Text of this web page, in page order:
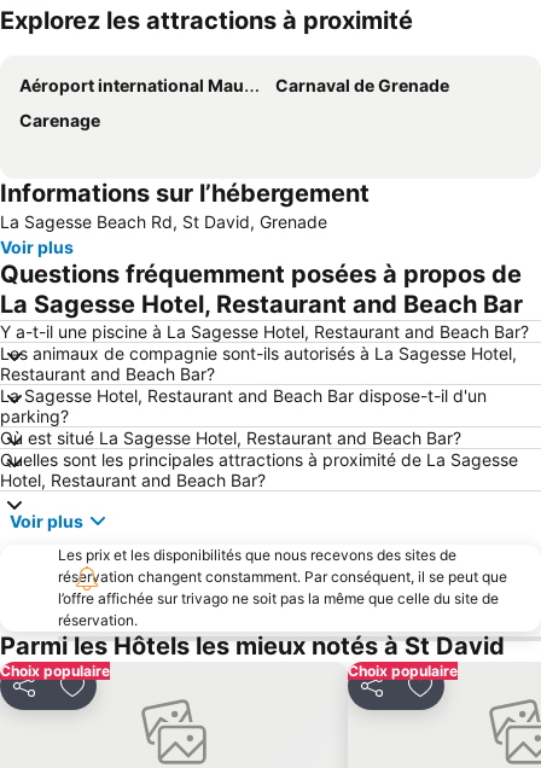
Explorez les attractions à proximité
Aéroport international Maurice Bishop
Carnaval de Grenade
Carenage
Informations sur l’hébergement
La Sagesse Beach Rd, St David, Grenade
Voir plus
Questions fréquemment posées à propos de
La Sagesse Hotel, Restaurant and Beach Bar
Y a-t-il une piscine à La Sagesse Hotel, Restaurant and Beach Bar?
Les animaux de compagnie sont-ils autorisés à La Sagesse Hotel,
Restaurant and Beach Bar?
La Sagesse Hotel, Restaurant and Beach Bar dispose-t-il d'un
parking?
Où est situé La Sagesse Hotel, Restaurant and Beach Bar?
Quelles sont les principales attractions à proximité de La Sagesse
Hotel, Restaurant and Beach Bar?
Voir plus
Les prix et les disponibilités que nous recevons des sites de
réservation changent constamment. Par conséquent, il se peut que
l’offre affichée sur trivago ne soit pas la même que celle du site de
réservation.
Parmi les Hôtels les mieux notés à St David
Choix populaire
PartagerAjouter à mes favoris
Choix populaire
PartagerAjouter à